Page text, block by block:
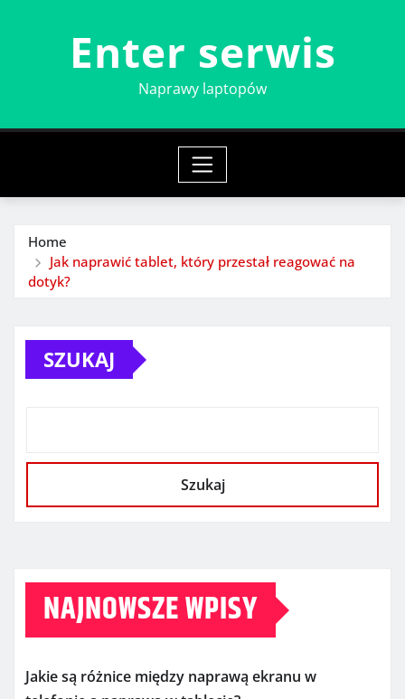
Enter serwis
Naprawy laptopów
Home
Jak naprawić tablet, który przestał reagować na
dotyk?
SZUKAJ
Szukaj
NAJNOWSZE WPISY
Jakie są różnice między naprawą ekranu w